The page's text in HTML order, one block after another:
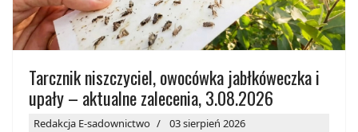
Tarcznik niszczyciel, owocówka jabłkóweczka i
upały – aktualne zalecenia, 3.08.2026
Redakcja E-sadownictwo 03 sierpień 2026